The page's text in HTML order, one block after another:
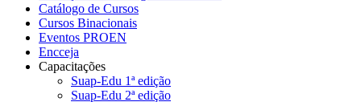
Catálogo de Cursos
Cursos Binacionais
Eventos PROEN
Encceja
Capacitações
Suap-Edu 1ª edição
Suap-Edu 2ª edição